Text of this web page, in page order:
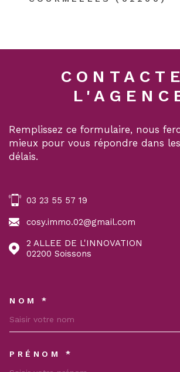
Remplissez ce formulaire, nous
mieux pour vous répondre dans
délais.
03 23 55 57 19
cosy.immo.02@gmail.com
2 ALLEE DE L'INNOVATION
02200
Soissons
NOM *
PRÉNOM *